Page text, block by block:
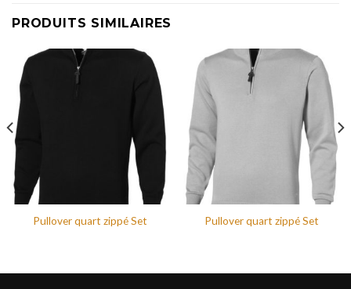
PRODUITS SIMILAIRES
Pullover quart zippé Set Pullover quart zippé Set